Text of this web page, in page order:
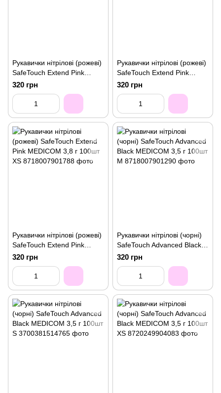
Рукавички нітрілові (рожеві)
SafeTouch Extend Pink
MEDICOM 3,8 г 100шт M
320 грн
Рукавички нітрілові (рожеві)
SafeTouch Extend Pink
MEDICOM 3,8 г 100шт S
320 грн
Рукавички нітрілові (рожеві)
SafeTouch Extend Pink
MEDICOM 3,8 г 100шт XS
320 грн
Рукавички нітрілові (чорні)
SafeTouch Advanced Black
MEDICOM 3,5 г 100шт M
320 грн